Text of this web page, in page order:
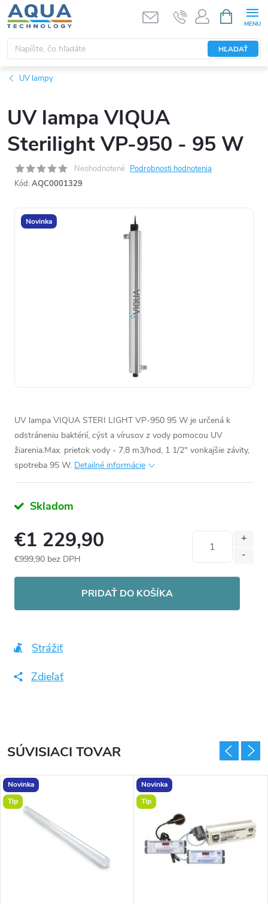
Prejsť
na
obsah
HĽADAŤ
KOŠÍK
UV lampy
UV lampa VIQUA
Sterilight VP-950 - 95 W
Neohodnotené Podrobnosti hodnotenia
Kód: AQC0001329
Novinka
UV lampa VIQUA STERI LIGHT VP-950 95 W je určená k
odstráneniu baktérií, cýst a vírusov z vody pomocou UV
žiarenia.Max. prietok vody - 7,8 m3/hod, 1 1/2" vonkajšie závity,
spotreba 95 W. Detailné informácie
Skladom
€1 229,90
€999,90 bez DPH
PRIDAŤ DO KOŠÍKA
Strážiť
Zdieľať
SÚVISIACI TOVAR
Novinka
Tip
Novinka
Tip